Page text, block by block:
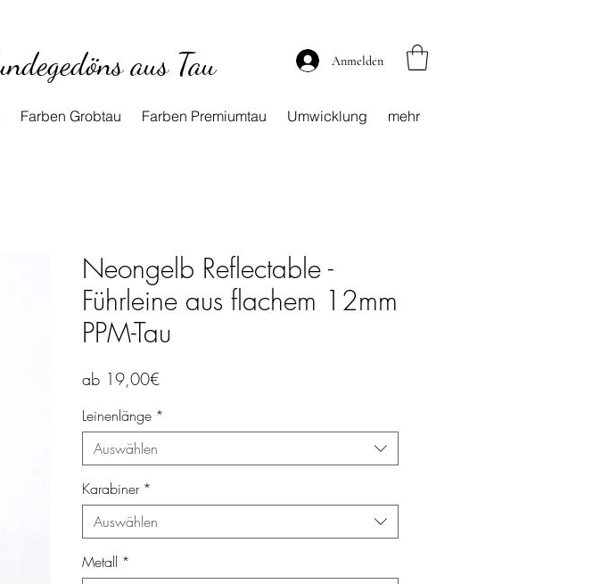
aus Tau Anmelden
Farben Grobtau Farben Premiumtau Umwicklung mehr
Neongelb Reflectable -
Führleine aus flachem 12mm
PPM-Tau
ab 19,00€Sale-
Leinenlänge *
Auswählen
Karabiner *
Auswählen
Metall *